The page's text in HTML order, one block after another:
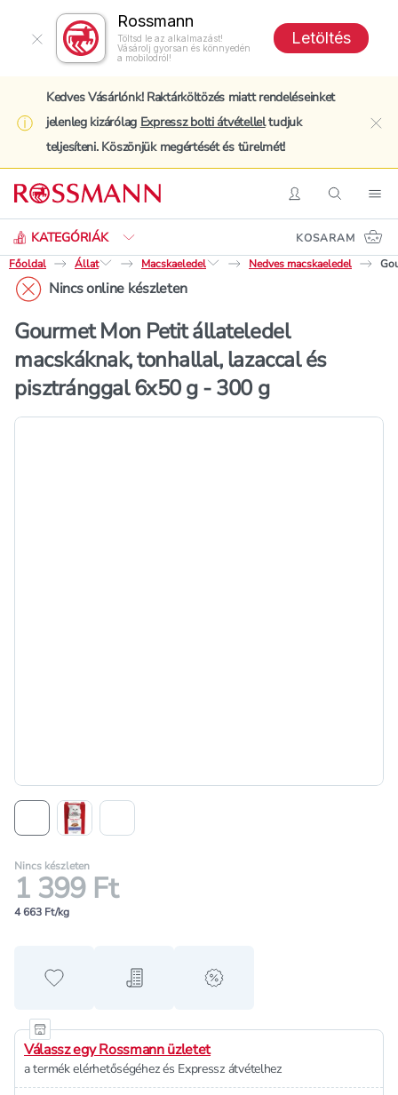
Rossmann
Töltsd le az alkalmazást!
Vásárolj gyorsan és könnyedén
a mobilodról!
Letöltés
Kedves Vásárlónk! Raktárköltözés miatt rendeléseinket
jelenleg kizárólag Expressz bolti átvételleltudjuk
teljesíteni. Köszönjük megértését és türelmét!
BelépésKeresés
KATEGÓRIÁK
Keresés
KOSARAM
Főoldal
Állat Macskaeledel Nedves macskaeledel
Nincs online készleten
Gourmet Mon Petit állateledel
macskáknak, tonhallal, lazaccal és
pisztránggal 6x50 g - 300 g
Nincs készleten
1 399 Ft
4 663 Ft/kg
Hozzáadás a kedvencekhez
Hozzáadás a bevásárló listához
alert when on sale
Válassz egy Rossmann üzletet
a termék elérhetőségéhez és Expressz átvételhez